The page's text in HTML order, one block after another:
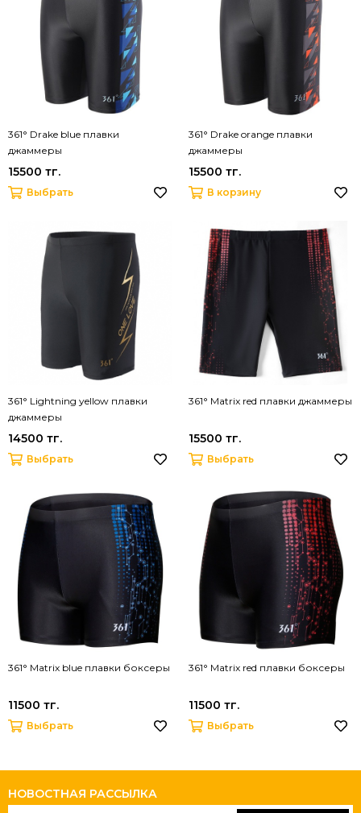
361° Drake blue плавки
джаммеры
15500 тг.
Выбрать
361° Drake orange плавки
джаммеры
15500 тг.
В корзину
361° Lightning yellow плавки
джаммеры
14500 тг.
Выбрать
361° Matrix red плавки джаммеры
15500 тг.
Выбрать
361° Matrix blue плавки боксеры
11500 тг.
Выбрать
361° Matrix red плавки боксеры
11500 тг.
Выбрать
НОВОСТНАЯ РАССЫЛКА